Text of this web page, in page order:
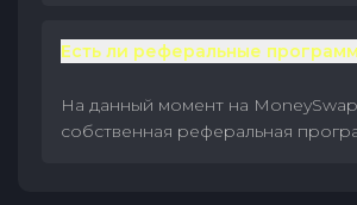
Есть ли реферальные
На данный момент на MoneySwap
собственная реферальная